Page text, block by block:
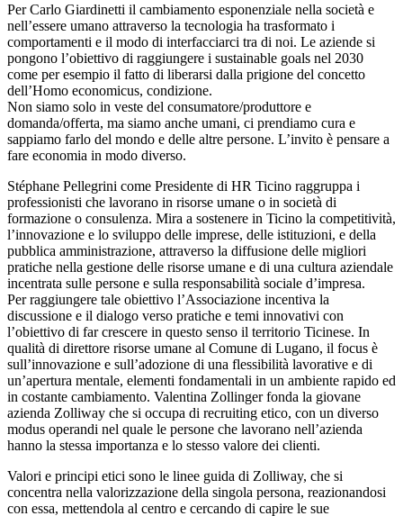
Per Carlo Giardinetti il cambiamento esponenziale nella società e
nell’essere umano attraverso la tecnologia ha trasformato i
comportamenti e il modo di interfacciarci tra di noi. Le aziende si
pongono l’obiettivo di raggiungere i sustainable goals nel 2030
come per esempio il fatto di liberarsi dalla prigione del concetto
dell’Homo economicus, condizione.
Non siamo solo in veste del consumatore/produttore e
domanda/offerta, ma siamo anche umani, ci prendiamo cura e
sappiamo farlo del mondo e delle altre persone. L’invito è pensare a
fare economia in modo diverso.
Stéphane Pellegrini come Presidente di HR Ticino raggruppa i
professionisti che lavorano in risorse umane o in società di
formazione o consulenza. Mira a sostenere in Ticino la competitività,
l’innovazione e lo sviluppo delle imprese, delle istituzioni, e della
pubblica amministrazione, attraverso la diffusione delle migliori
pratiche nella gestione delle risorse umane e di una cultura aziendale
incentrata sulle persone e sulla responsabilità sociale d’impresa.
Per raggiungere tale obiettivo l’Associazione incentiva la
discussione e il dialogo verso pratiche e temi innovativi con
l’obiettivo di far crescere in questo senso il territorio Ticinese. In
qualità di direttore risorse umane al Comune di Lugano, il focus è
sull’innovazione e sull’adozione di una flessibilità lavorative e di
un’apertura mentale, elementi fondamentali in un ambiente rapido ed
in costante cambiamento. Valentina Zollinger fonda la giovane
azienda Zolliway che si occupa di recruiting etico, con un diverso
modus operandi nel quale le persone che lavorano nell’azienda
hanno la stessa importanza e lo stesso valore dei clienti.
Valori e principi etici sono le linee guida di Zolliway, che si
concentra nella valorizzazione della singola persona, reazionandosi
con essa, mettendola al centro e cercando di capire le sue